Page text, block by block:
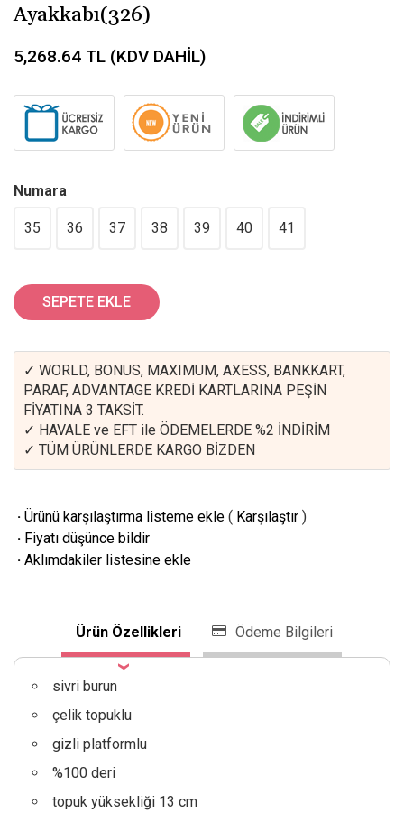
Ayakkabı(326)
5,268.64TL (KDV DAHİL)
Numara
35 36 37 38 39 40 41
SEPETE EKLE
✓ WORLD, BONUS, MAXIMUM, AXESS, BANKKART,
PARAF, ADVANTAGE KREDİ KARTLARINA PEŞİN
FİYATINA 3 TAKSİT.
✓ HAVALE ve EFT ile ÖDEMELERDE %2 İNDİRİM
✓ TÜM ÜRÜNLERDE KARGO BİZDEN
· Ürünü karşılaştırma listeme ekle( Karşılaştır)
· Fiyatı düşünce bildir
· Aklımdakiler listesine ekle
Ürün Özellikleri Ödeme Bilgileri
sivri burun
çelik topuklu
gizli platformlu
%100 deri
topuk yüksekliği 13 cm